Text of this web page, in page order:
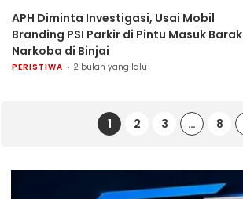
APH Diminta Investigasi, Usai Mobil
Branding PSI Parkir di Pintu Masuk Barak
Narkoba di Binjai
PERISTIWA 2 bulan yang lalu
1 2 3 … 8